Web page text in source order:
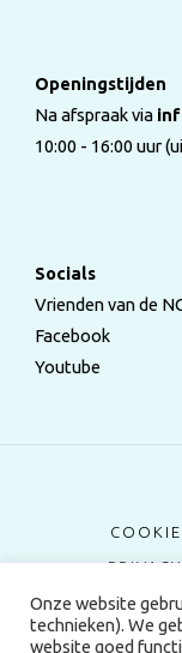
Openingstijden
Na afspraak via
10:00 - 16:00 uur
Socials
Vrienden van de
Facebook
Youtube
©2024
Onze website
technieken). We
website goed